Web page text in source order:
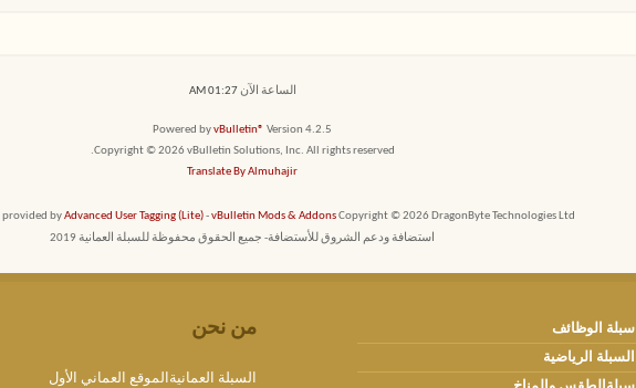
الساعة الآن01:27 AM
Powered byvBulletin® Version 4.2.5
Copyright © 2026 vBulletin Solutions, Inc. All rights reserved.
Translate By Almuhajir
provided byAdvanced User Tagging (Lite)-vBulletin Mods & AddonsCopyright © 2026 DragonByte Technologies Ltd.
استضافة ودعم الشروق للأستضافة- جميع الحقوق محفوظة للسبلة العمانية 2019
سبلة الوظائف
السبلة الرياضية
من نحن
السبلة العمانيةالموقع العماني الأول